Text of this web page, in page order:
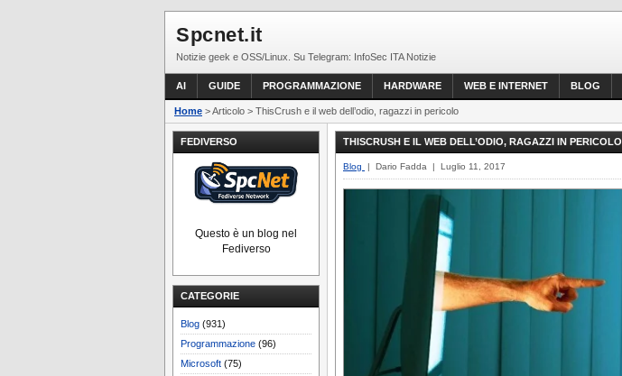
Spcnet.it
Notizie geek e OSS/Linux. Su Telegram: InfoSec ITA Notizie
AI GUIDE PROGRAMMAZIONE HARDWARE WEB E INTERNET BLOG
Home > Articolo > ThisCrush e il web dell’odio, ragazzi in pericolo
FEDIVERSO
Questo è un blog nel
Fediverso
CATEGORIE
Blog (931)
Programmazione (96)
Microsoft (75)
THISCRUSH E IL WEB DELL’ODIO, RAGAZZI IN PERICOLO
Blog | Dario Fadda | Luglio 11, 2017